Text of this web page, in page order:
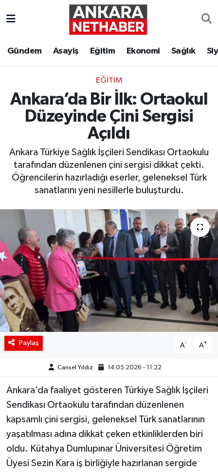
Gündem Asayiş Eğitim Ekonomi Sağlık
EĞITIM
Ankara’da Bir İlk: Ortaokul
Düzeyinde Çini Sergisi
Açıldı
Ankara Türkiye Sağlık İşçileri Sendikası Ortaokulu
tarafından düzenlenen çini sergisi dikkat çekti.
Öğrencilerin hazırladığı eserler, geleneksel Türk
sanatlarını yeni nesillerle buluşturdu.
Paylaş A- A+
Cansel Yıldız 14.05.2026 - 11:22
Ankara’da faaliyet gösteren Türkiye Sağlık İşçileri
Sendikası Ortaokulu tarafından düzenlenen
kapsamlı çini sergisi, geleneksel Türk sanatlarının
yaşatılması adına dikkat çeken etkinliklerden biri
oldu. Kütahya Dumlupınar Üniversitesi Öğretim
Üyesi Sezin Kara iş birliğiyle hazırlanan sergide
Ekonomi
Kim Kimdir Nereli
Resmi İlanlar
Sağlık
Siyaset
Spor
Teknoloji
Yaşam
Ankara Hava Durumu
Tüm Manşetler
Son Dakika Haberleri
Haber Arşivi